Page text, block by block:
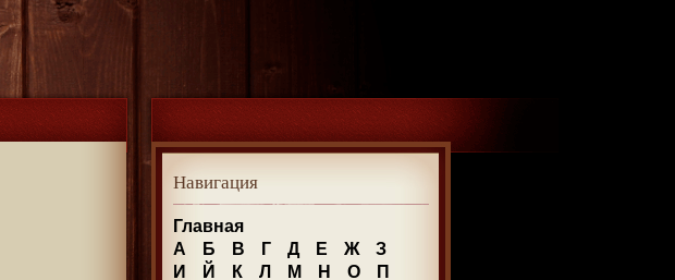
Навигация
Главная
А
Б В Г Д Е Ж
З
И
Й К Л М Н О
П